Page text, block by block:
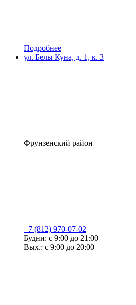
Подробнее
ул. Белы Куна, д. 1, к. 3
Фрунзенский район
+7 (812) 970-07-02
Будни: с 9:00 до 21:00
Вых.: с 9:00 до 20:00